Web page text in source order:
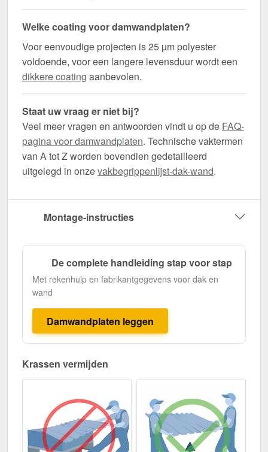
Welke coating voor damwandplaten?
Voor eenvoudige projecten is 25 µm polyester
voldoende, voor een langere levensduur wordt een
dikkere coating aanbevolen.
Staat uw vraag er niet bij?
Veel meer vragen en antwoorden vindt u op de FAQ-
pagina voor damwandplaten. Technische vaktermen
van A tot Z worden bovendien gedetailleerd
uitgelegd in onzevakbegrippenlijst-dak-wand.
Montage-instructies
De complete handleiding stap voor stap
Met rekenhulp en fabrikantgegevens voor dak en
wand
Damwandplaten leggen
Krassen vermijden